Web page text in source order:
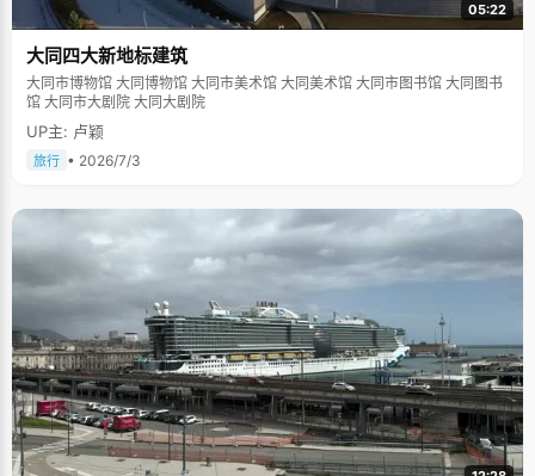
05:22
大同四大新地标建筑
大同市博物馆 大同博物馆 大同市美术馆 大同美术馆 大同市图书馆 大同图书
馆 大同市大剧院 大同大剧院
UP主: 卢颖
旅行 • 2026/7/3